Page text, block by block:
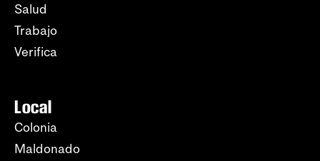
Salud
Trabajo
Verifica
Local
Colonia
Maldonado